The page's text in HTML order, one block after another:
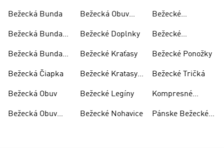
Bežecká Bunda
Bežecká Bunda
Bežecká Bunda
Bežecká Čiapka
Bežecká Obuv
Bežecká Obuv
Bežecká Obuv
Bežecké Doplnky
Bežecké Kraťasy
Bežecké Kratasy
Bežecké Legíny
Bežecké Nohavice
Bežecké
Bežecké
Dámske
Bežecké Ponožky
Bežecké Tričká
Kompresné
Pánske Bežecké